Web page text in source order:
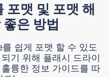
버전
가
체험
포맷 및 포맷 해
은 방법
쉽게 포맷 할 수 있도
기 위해 플래시 드라이
륭한 정보 가이드를 따